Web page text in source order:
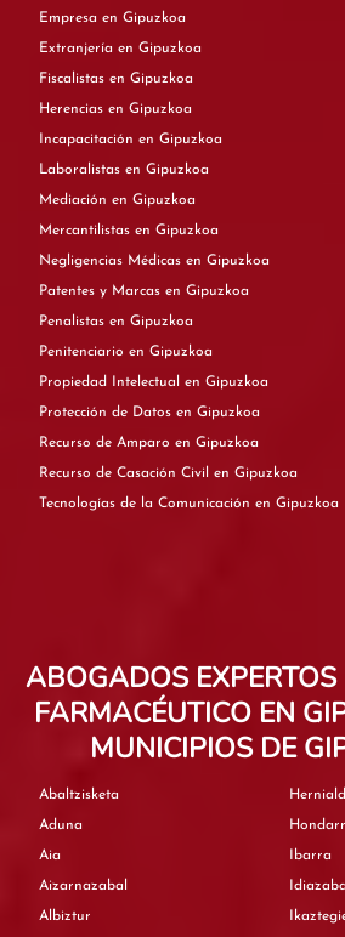
Empresa en Gipuzkoa
Extranjería en Gipuzkoa
Fiscalistas en Gipuzkoa
Herencias en Gipuzkoa
Incapacitación en Gipuzkoa
Laboralistas en Gipuzkoa
Mediación en Gipuzkoa
Mercantilistas en Gipuzkoa
Negligencias Médicas en Gipuzkoa
Patentes y Marcas en Gipuzkoa
Penalistas en Gipuzkoa
Penitenciario en Gipuzkoa
Propiedad Intelectual en Gipuzkoa
Protección de Datos en Gipuzkoa
Recurso de Amparo en Gipuzkoa
Recurso de Casación Civil en Gipuzkoa
Tecnologías de la Comunicación en Gipuzkoa
ABOGADOS EXPERTOS
FARMACÉUTICO EN
MUNICIPIOS DE
Abaltzisketa
Aduna
Aia
Aizarnazabal
Albiztur
Ibarra
Idiazabal